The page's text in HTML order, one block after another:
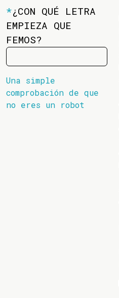
*¿CON QUÉ LETRA
EMPIEZA QUE
FEMOS?
Una simple
comprobación de que
no eres un robot